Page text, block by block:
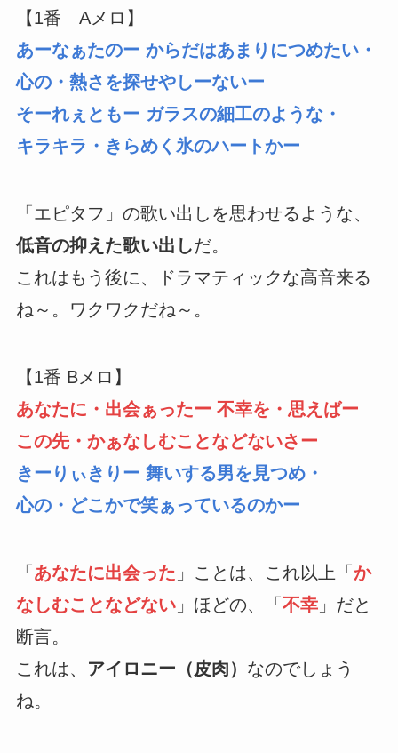
【1番 Aメロ】
あーなぁたのー からだはあまりにつめたい・
心の・熱さを探せやしーないー
そーれぇともー ガラスの細工のような・
キラキラ・きらめく氷のハートかー
「エピタフ」の歌い出しを思わせるような、
低音の抑えた歌い出しだ。
これはもう後に、ドラマティックな高音来る
ね～。ワクワクだね～。
【1番 Bメロ】
あなたに・出会ぁったー 不幸を・思えばー
この先・かぁなしむことなどないさー
きーりぃきりー 舞いする男を見つめ・
心の・どこかで笑ぁっているのかー
「あなたに出会った 」ことは、これ以上「か
なしむことなどない」ほどの、「不幸」だと
断言。
これは、 アイロニー（皮肉） なのでしょう
ね。